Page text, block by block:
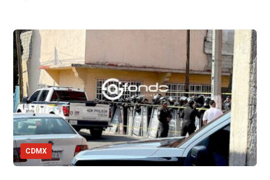
CDMX